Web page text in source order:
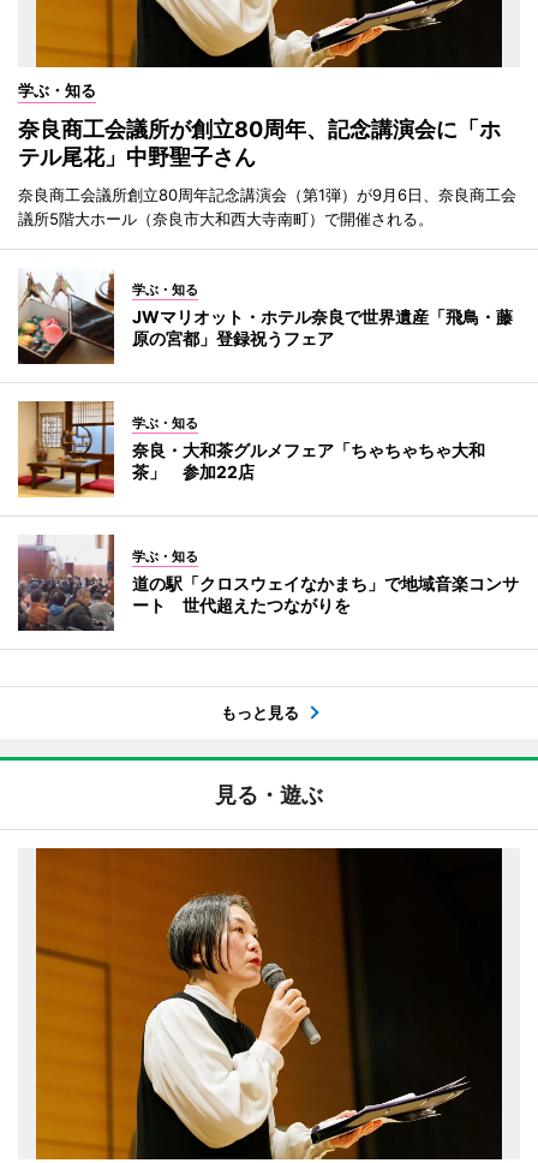
学ぶ・知る
奈良商工会議所が創立80周年、記念講演会に「ホ
テル尾花」中野聖子さん
奈良商工会議所創立80周年記念講演会（第1弾）が9月6日、奈良商工会
議所5階大ホール（奈良市大和西大寺南町）で開催される。
学ぶ・知る
JWマリオット・ホテル奈良で世界遺産「飛鳥・藤
原の宮都」登録祝うフェア
学ぶ・知る
奈良・大和茶グルメフェア「ちゃちゃちゃ大和
茶」 参加22店
学ぶ・知る
道の駅「クロスウェイなかまち」で地域音楽コンサ
ート 世代超えたつながりを
もっと見る
見る・遊ぶ